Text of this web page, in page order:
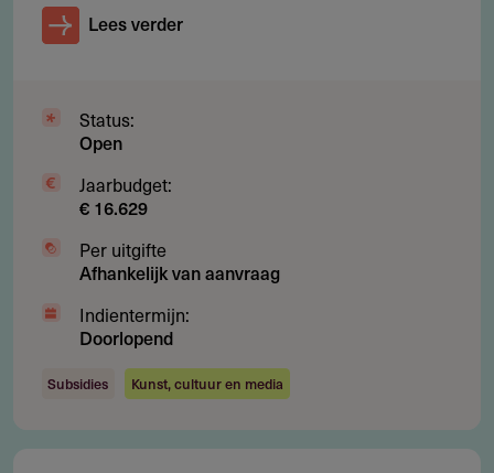
Gebruikersnotities
regeling/verstrekker
verstrekker met de Fondswervingonline community.
Relevante links
Lees verder
Status:
Open
Jaarbudget:
€ 16.629
Per uitgifte
Afhankelijk van aanvraag
Indientermijn:
Doorlopend
Subsidies Kunst, cultuur en media